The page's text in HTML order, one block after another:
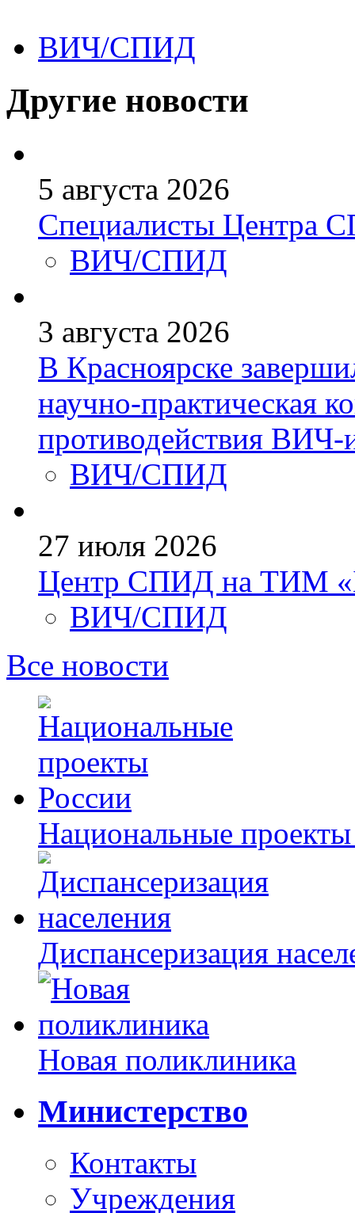
ВИЧ/СПИД
Другие новости
5 августа 2026
Специалисты
ВИЧ/СПИД
3 августа 2026
В Красноярске
научно-практическая
противодействия
ВИЧ/СПИД
27 июля 2026
Центр СПИД на ТИМ
ВИЧ/СПИД
Все новости
Национальные
Диспансеризация
Новая поликлиника
Министерство
Контакты
Учреждения